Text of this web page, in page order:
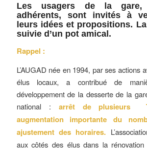
Les usagers de la gare,
adhérents, sont invités à
leurs idées et propositions.
suivie d’un pot amical.
Rappel :
L’AUGAD née en 1994, par ses actions
élus locaux, a contribué de
développement de la desserte de la
national : arrêt de plusieurs
augmentation importante du
ajustement des horaires.
aux côtés des élus dans la